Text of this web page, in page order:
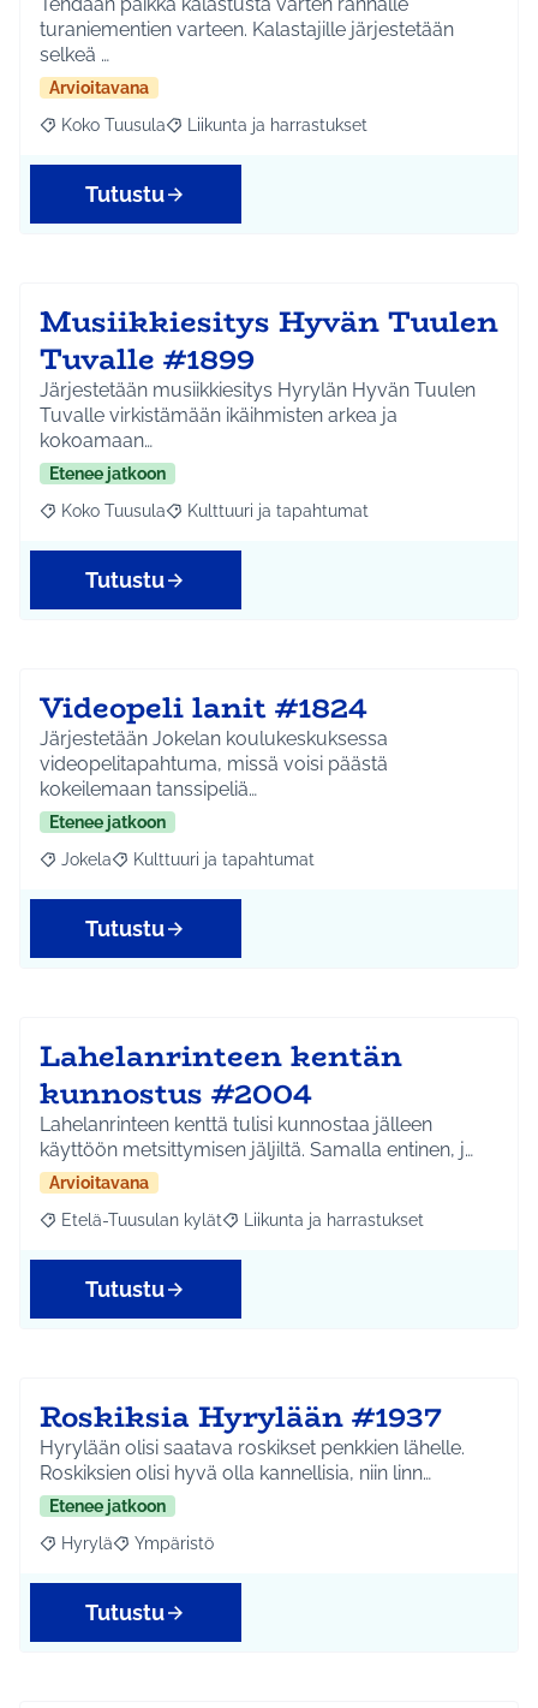
turaniementien varteen. Kalastajille järjestetään
selkeä …
Arvioitavana
Rajaa tulokset aihepiirin mukaan: Koko Tuusula
Koko Tuusula Rajaa tulokset teeman mukaan: Liikunta ja
Liikunta ja harrastukset
Tutustu
Musiikkiesitys Hyvän Tuulen
Tuvalle #1899
Järjestetään musiikkiesitys Hyrylän Hyvän Tuulen
Tuvalle virkistämään ikäihmisten arkea ja
kokoamaan…
Etenee jatkoon
Rajaa tulokset aihepiirin mukaan: Koko Tuusula
Koko Tuusula Rajaa tulokset teeman mukaan: Kulttuuri ja
Kulttuuri ja tapahtumat
Tutustu
Videopeli lanit #1824
Järjestetään Jokelan koulukeskuksessa
videopelitapahtuma, missä voisi päästä
kokeilemaan tanssipeliä…
Etenee jatkoon
Rajaa tulokset aihepiirin mukaan: Jokela
Jokela Rajaa tulokset teeman mukaan: Kulttuuri ja
Kulttuuri ja tapahtumat
Tutustu
Lahelanrinteen kentän
kunnostus #2004
Lahelanrinteen kenttä tulisi kunnostaa jälleen
käyttöön metsittymisen jäljiltä. Samalla entinen, j…
Arvioitavana
Rajaa tulokset aihepiirin mukaan: Etelä-Tuusulan kylät
Etelä-Tuusulan kylät Rajaa tulokset teeman mukaan:
Liikunta ja harrastukset
Tutustu
Roskiksia Hyrylään #1937
Hyrylään olisi saatava roskikset penkkien lähelle.
Roskiksien olisi hyvä olla kannellisia, niin linn…
Etenee jatkoon
Rajaa tulokset aihepiirin mukaan: Hyrylä
Hyrylä Rajaa tulokset teeman mukaan: Ympäristö
Ympäristö
Tutustu